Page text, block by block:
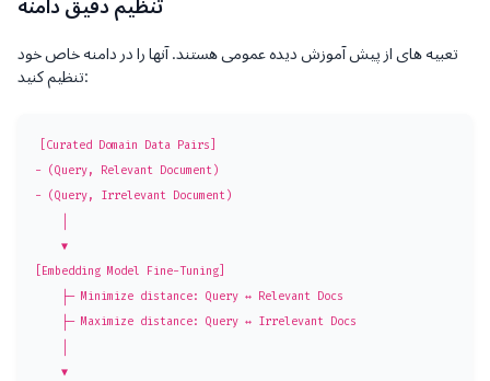
تنظیم دقیق دامنه
تعبیه های از پیش آموزش دیده عمومی هستند. آنها را در دامنه خاص خود
تنظیم کنید:
[Curated Domain Data Pairs]
- (Query, Relevant Document)
- (Query, Irrelevant Document)
[Embedding Model Fine-Tuning]